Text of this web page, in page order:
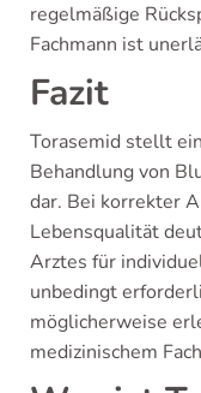
regelmäßige
Fachmann ist
Fazit
Torasemid stellt
Behandlung von
dar. Bei korrekter
Lebensqualität
Arztes für
unbedingt
möglicherweise
medizinischem